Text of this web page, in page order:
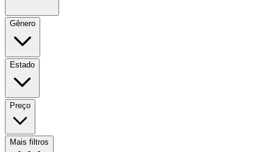
Gênero
Estado
Preço
Mais filtros